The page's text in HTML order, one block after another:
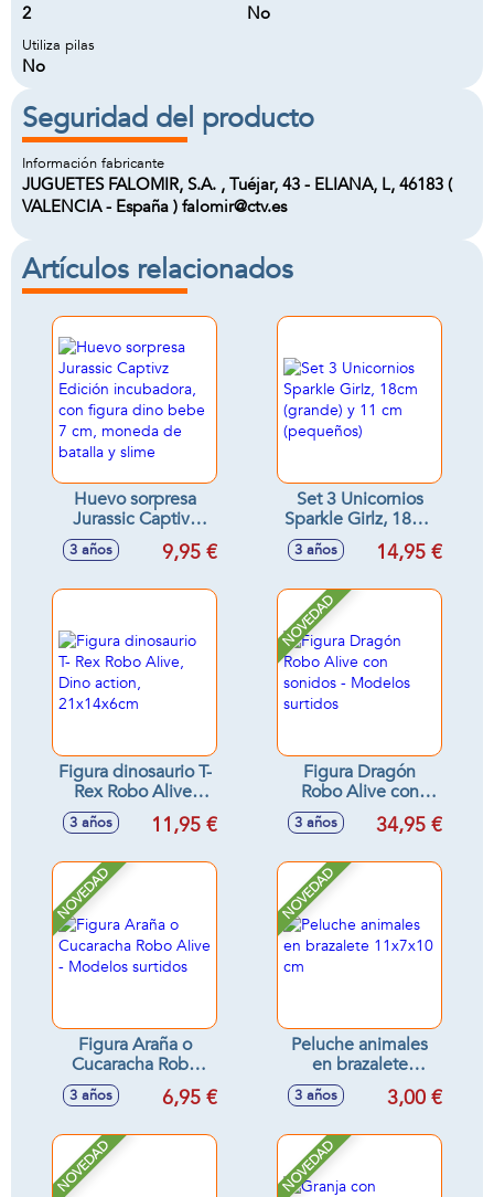
2 No
Utiliza pilas
No
Seguridad del producto
Información fabricante
JUGUETES FALOMIR, S.A. , Tuéjar, 43 - ELIANA, L, 46183 (
VALENCIA - España ) falomir@ctv.es
Artículos relacionados
Huevo sorpresa
Jurassic Captivz
Edición
incubadora, con
3 años 9,95 €
Set 3 Unicornios
Sparkle Girlz, 18cm
(grande) y 11 cm
(pequeños)
3 años 14,95 €
Figura dinosaurio T-
Rex Robo Alive,
Dino action,
21x14x6cm
3 años 11,95 €
NOVEDAD
Figura Dragón
Robo Alive con
sonidos - Modelos
surtidos
3 años 34,95 €
NOVEDAD
Figura Araña o
Cucaracha Robo
Alive - Modelos
surtidos
3 años 6,95 €
NOVEDAD
Peluche animales
en brazalete
11x7x10 cm
3 años 3,00 €
NOVEDAD NOVEDAD